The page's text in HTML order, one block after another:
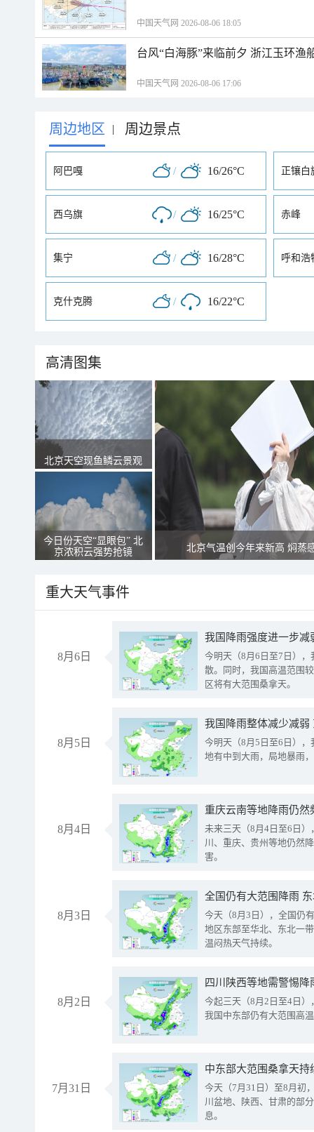
中国天气网 2026-08-06 18:05
台风“白海豚”来临前夕 浙江玉环渔
中国天气网 2026-08-06 17:06
周边地区 | 周边景点
阿巴嘎 / 16/26°C 正镶白
西乌旗 / 16/25°C 赤峰
集宁 / 16/28°C 呼和浩
克什克腾 / 16/22°C
高清图集
北京天空现鱼鳞云景观
今日份天空“显眼包” 北
京浓积云强势抢镜
北京气温创今年来新高 焖蒸
重大天气事件
8月6日
今明天（8月6日至7日）
散。同时，我国高温范围
区将有大范围桑拿天。
8月5日
我国降雨整体减少减弱
今明天（8月5日至6日）
地有中到大雨，局地暴雨
8月4日
重庆云南等地降雨仍然
未来三天（8月4日至6日
川、重庆、贵州等地仍然
害。
8月3日
全国仍有大范围降雨
今天（8月3日），全国仍
地区东部至华北、东北一
温闷热天气持续。
8月2日
今起三天（8月2日至4日
我国中东部仍有大范围高
7月31日
中东部大范围桑拿天
今天（7月31日）至8月初
川盆地、陕西、甘肃的部
息。